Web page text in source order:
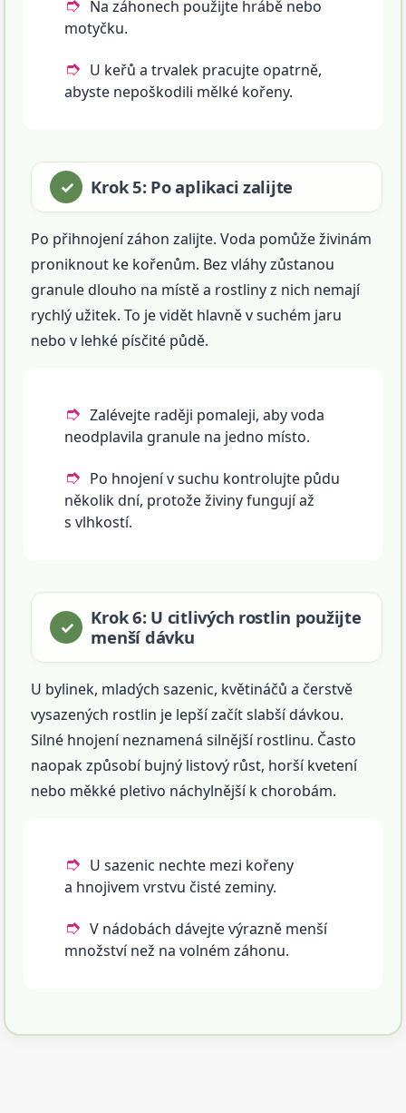
Na záhonech použijte hrábě nebo
motyčku.
U keřů a trvalek pracujte opatrně,
abyste nepoškodili mělké kořeny.
Krok 5: Po aplikaci zalijte
Po přihnojení záhon zalijte. Voda pomůže živinám
proniknout ke kořenům. Bez vláhy zůstanou
granule dlouho na místě a rostliny z nich nemají
rychlý užitek. To je vidět hlavně v suchém jaru
nebo v lehké písčité půdě.
Zalévejte raději pomaleji, aby voda
neodplavila granule na jedno místo.
Po hnojení v suchu kontrolujte půdu
několik dní, protože živiny fungují až
s vlhkostí.
Krok 6: U citlivých rostlin použijte
menší dávku
U bylinek, mladých sazenic, květináčů a čerstvě
vysazených rostlin je lepší začít slabší dávkou.
Silné hnojení neznamená silnější rostlinu. Často
naopak způsobí bujný listový růst, horší kvetení
nebo měkké pletivo náchylnější k chorobám.
U sazenic nechte mezi kořeny
a hnojivem vrstvu čisté zeminy.
V nádobách dávejte výrazně menší
množství než na volném záhonu.